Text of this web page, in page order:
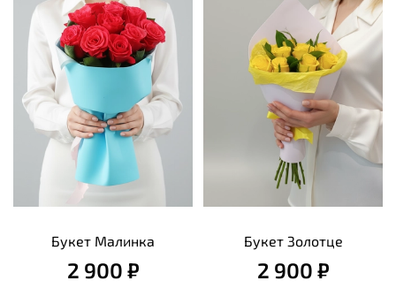
Букет Малинка
2 900 ₽
Букет Золотце
2 900 ₽